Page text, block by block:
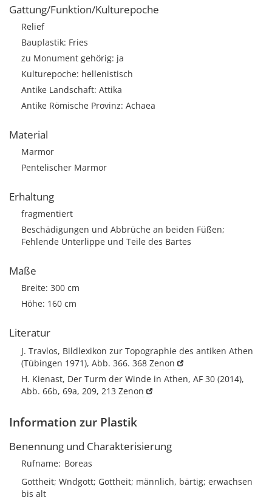
Gattung/Funktion/Kulturepoche
Relief
Bauplastik: Fries
zu Monument gehörig: ja
Kulturepoche: hellenistisch
Antike Landschaft: Attika
Antike Römische Provinz: Achaea
Material
Marmor
Pentelischer Marmor
Erhaltung
fragmentiert
Beschädigungen und Abbrüche an beiden Füßen;
Fehlende Unterlippe und Teile des Bartes
Maße
Breite: 300 cm
Höhe: 160 cm
Literatur
J. Travlos, Bildlexikon zur Topographie des antiken Athen
(Tübingen 1971), Abb. 366. 368 Zenon
H. Kienast, Der Turm der Winde in Athen, AF 30 (2014),
Abb. 66b, 69a, 209, 213 Zenon
Information zur Plastik
Benennung und Charakterisierung
Rufname Boreas
Gottheit; Wndgott; Gottheit; männlich, bärtig; erwachsen
bis alt